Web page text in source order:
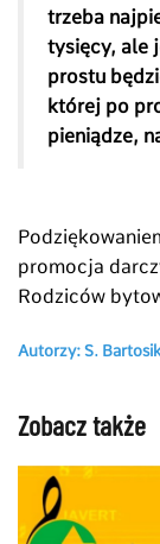
trzeba
tysięcy, ale
prostu
której po
pieniądze,
promocja
Rodziców
Autorzy: S.
Zobacz także